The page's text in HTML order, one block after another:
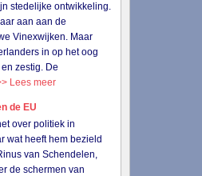
stedelijke ontwikkeling.
aan aan de
Vinexwijken. Maar
in op het oog
zestig. De
Lees meer
de EU
over politiek in
wat heeft hem bezield
van Schendelen,
de schermen van